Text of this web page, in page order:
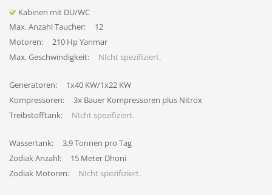
Kabinen mit DU/WC
Max. Anzahl Taucher:
12
Motoren:
210 Hp Yanmar
Max. Geschwindigkeit:
NIcht spezifiziert.
Generatoren:
1x40 KW/1x22 KW
Kompressoren:
3x Bauer Kompressoren plus Nitrox
Treibstofftank:
NIcht spezifiziert.
Wassertank:
3,9 Tonnen pro Tag
Zodiak Anzahl:
15 Meter Dhoni
Zodiak Motoren:
NIcht spezifiziert.